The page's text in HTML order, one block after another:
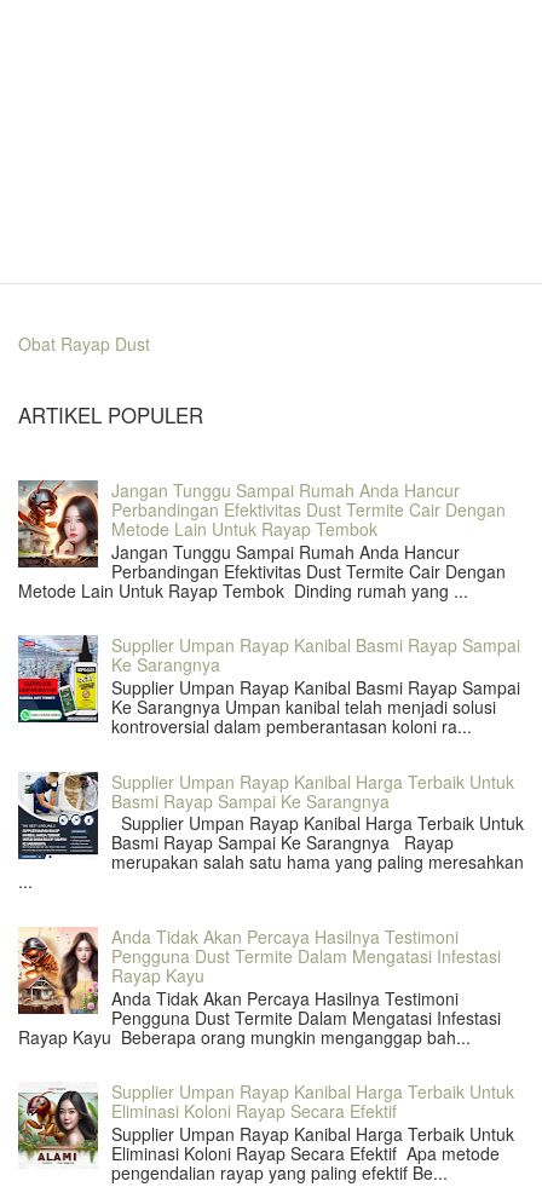
Obat Rayap Dust
ARTIKEL POPULER
Jangan Tunggu Sampai Rumah Anda Hancur
Perbandingan Efektivitas Dust Termite Cair Dengan
Metode Lain Untuk Rayap Tembok
Jangan Tunggu Sampai Rumah Anda Hancur
Perbandingan Efektivitas Dust Termite Cair Dengan
Metode Lain Untuk Rayap Tembok Dinding rumah yang ...
Supplier Umpan Rayap Kanibal Basmi Rayap Sampai
Ke Sarangnya
Supplier Umpan Rayap Kanibal Basmi Rayap Sampai
Ke Sarangnya Umpan kanibal telah menjadi solusi
kontroversial dalam pemberantasan koloni ra...
Supplier Umpan Rayap Kanibal Harga Terbaik Untuk
Basmi Rayap Sampai Ke Sarangnya
Supplier Umpan Rayap Kanibal Harga Terbaik Untuk
Basmi Rayap Sampai Ke Sarangnya Rayap
merupakan salah satu hama yang paling meresahkan
...
Anda Tidak Akan Percaya Hasilnya Testimoni
Pengguna Dust Termite Dalam Mengatasi Infestasi
Rayap Kayu
Anda Tidak Akan Percaya Hasilnya Testimoni
Pengguna Dust Termite Dalam Mengatasi Infestasi
Rayap Kayu Beberapa orang mungkin menganggap bah...
Supplier Umpan Rayap Kanibal Harga Terbaik Untuk
Eliminasi Koloni Rayap Secara Efektif
Supplier Umpan Rayap Kanibal Harga Terbaik Untuk
Eliminasi Koloni Rayap Secara Efektif Apa metode
pengendalian rayap yang paling efektif Be...